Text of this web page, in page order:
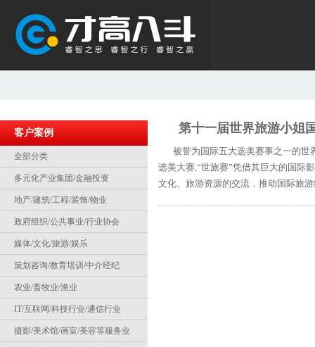
客户案例
全部分类
多元化产业集团/金融投资
地产/建筑/工程/装饰/物业
政府组织/公共事业/行业协会
媒体/文化/旅游/娱乐
策划咨询/教育培训/中介经纪
农业/畜牧业/渔业
IT/互联网/科技行业/通信行业
摄影/美术馆/画室/美容等服务业
第十一届世界旅游小姐
被誉为国际五大选美赛事之一的世
选美大赛,“世旅赛”凭借其巨大的国际
文化、旅游资源的交流，推动国际旅